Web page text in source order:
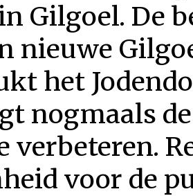
Gilgoel. De
nieuwe
het
nogmaals
verbeteren.
voor de